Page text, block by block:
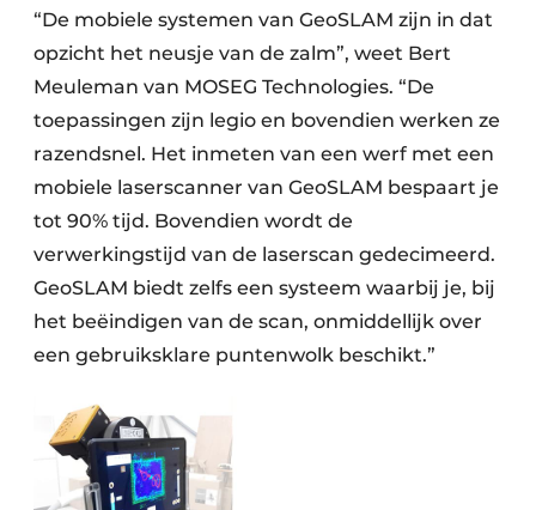
“De mobiele systemen van GeoSLAM zijn in dat
opzicht het neusje van de zalm”, weet Bert
Meuleman van MOSEG Technologies. “De
toepassingen zijn legio en bovendien werken ze
razendsnel. Het inmeten van een werf met een
mobiele laserscanner van GeoSLAM bespaart je
tot 90% tijd. Bovendien wordt de
verwerkingstijd van de laserscan gedecimeerd.
GeoSLAM biedt zelfs een systeem waarbij je, bij
het beëindigen van de scan, onmiddellijk over
een gebruiksklare puntenwolk beschikt.”